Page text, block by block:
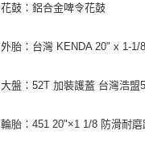
花鼓：鋁合金啤令花鼓
外胎：台灣 KENDA 20" x 1-1/
大盤：52T 加裝護蓋 台灣浩盟
輪胎：451 20"×1 1/8 防滑耐